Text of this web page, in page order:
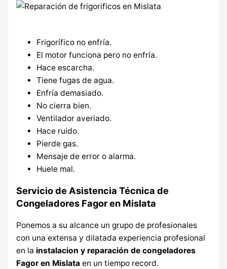
Frigorífico no enfría.
El motor funciona pero no enfría.
Hace escarcha.
Tiene fugas de agua.
Enfría demasiado.
No cierra bien.
Ventilador averiado.
Hace ruido.
Pierde gas.
Mensaje de error o alarma.
Huele mal.
Servicio de Asistencia Técnica de
Congeladores Fagor en Mislata
Ponemos a su alcance un grupo de profesionales
con una extensa y dilatada experiencia profesional
en la instalacion y reparación de congeladores
Fagor en Mislataen un tiempo record.